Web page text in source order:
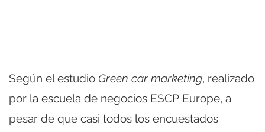
Según el estudio Green car marketing, realizado
por la escuela de negocios ESCP Europe, a
pesar de que casi todos los encuestados